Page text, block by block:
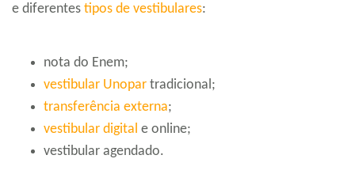
e diferentes tipos de vestibulares:
nota do Enem;
vestibular Unopar tradicional;
transferência externa;
vestibular digital e online;
vestibular agendado.